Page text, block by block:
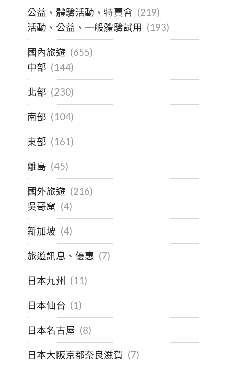
公益、體驗活動、特賣會 (219)
活動、公益、一般體驗試用 (193)
國內旅遊 (655)
中部 (144)
北部 (230)
南部 (104)
東部 (161)
離島 (45)
國外旅遊 (216)
吳哥窟 (4)
新加坡 (4)
旅遊訊息、優惠 (7)
日本九州 (11)
日本仙台 (1)
日本名古屋 (8)
日本大阪京都奈良滋賀 (7)